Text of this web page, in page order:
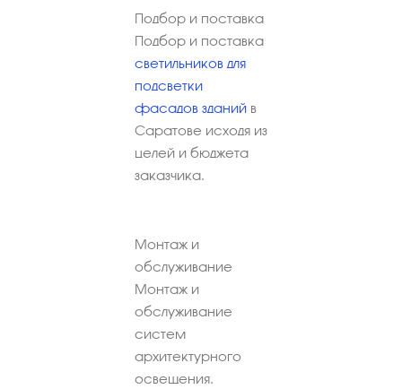
Подбор и поставка
Подбор и поставка
светильников для
подсветки
фасадов зданий в
Саратове исходя из
целей и бюджета
заказчика.
Монтаж и
обслуживание
Монтаж и
обслуживание
систем
архитектурного
освещения.